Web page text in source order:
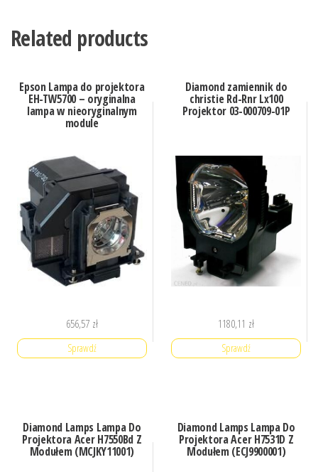
Related products
Epson Lampa do projektora
EH-TW5700 – oryginalna
lampa w nieoryginalnym
module
656,57 zł
Sprawdź
Diamond zamiennik do
christie Rd-Rnr Lx100
Projektor 03-000709-01P
1180,11 zł
Sprawdź
Diamond Lamps Lampa Do
Projektora Acer H7550Bd Z
Modułem (MCJKY11001)
Diamond Lamps Lampa Do
Projektora Acer H7531D Z
Modułem (ECJ9900001)